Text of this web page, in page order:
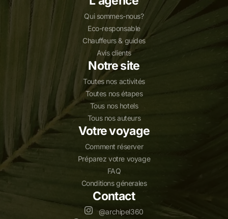
Qui sommes-nous?
Eco-responsable
Chauffeurs & guides
Avis clients
Notre site
Toutes nos activités
Toutes nos étapes
Tous nos hotels
Tous nos auteurs
Votre voyage
Comment réserver
Préparez votre voyage
FAQ
Conditions génerales
Contact
@archipel360